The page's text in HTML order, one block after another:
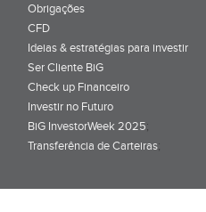
Obrigações
CFD
Ideias & estratégias para investir
Ser Cliente BiG
Check up Financeiro
Investir no Futuro
BiG InvestorWeek 2025;
Transferência de Carteiras;